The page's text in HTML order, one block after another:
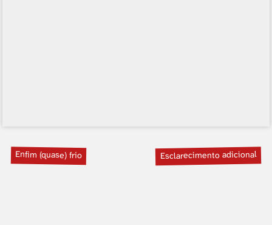
Enfim (quase) frio Esclarecimento adicional